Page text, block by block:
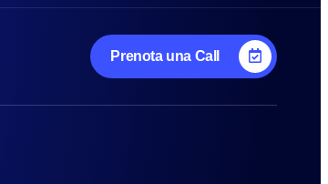
Prenota una Call